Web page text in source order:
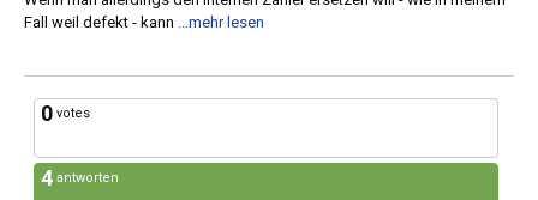
Fall weil defekt - kann ...mehr lesen
0 votes
4 antworten